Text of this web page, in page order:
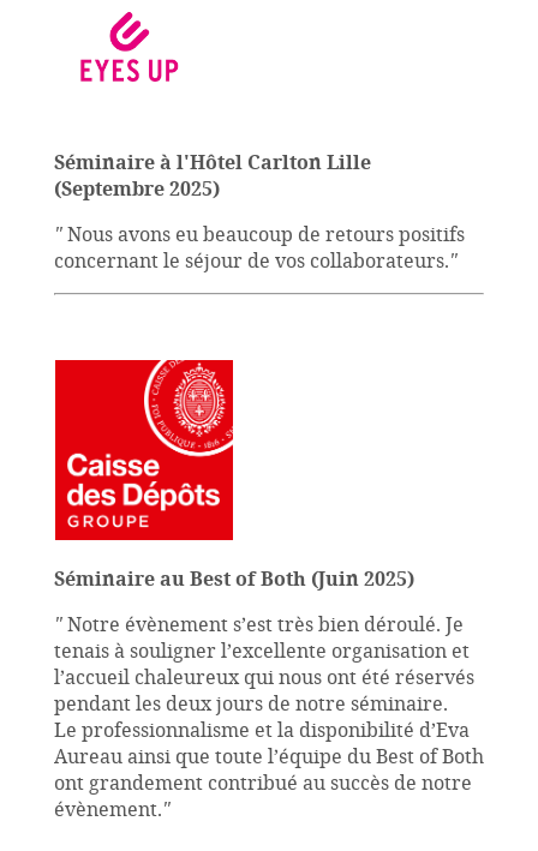
Séminaire à l'Hôtel Carlton Lille
(Septembre 2025)
"Nous avons eu beaucoup de retours positifs
concernant le séjour de vos collaborateurs."
Séminaire au Best of Both (Juin 2025)
"Notre évènement s’est très bien déroulé. Je
tenais à souligner l’excellente organisation et
l’accueil chaleureux qui nous ont été réservés
pendant les deux jours de notre séminaire.
Le professionnalisme et la disponibilité d’Eva
Aureau ainsi que toute l’équipe du Best of Both
ont grandement contribué au succès de notre
évènement."